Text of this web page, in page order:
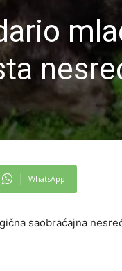
WhatsApp
saobraćajna